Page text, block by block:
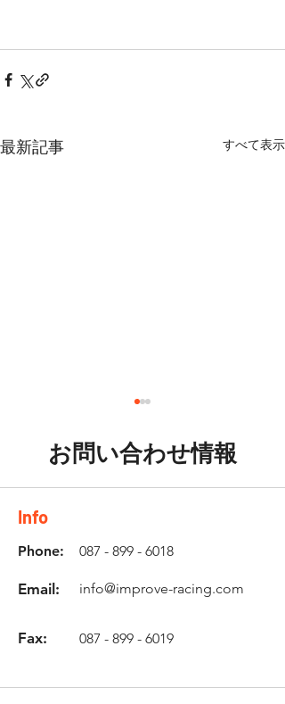
最新記事 すべて表示
お問い合わせ情報
Info
Phone: 087 - 899 - 6018
Email: info@improve-racing.com
Fax: 087 - 899 - 6019